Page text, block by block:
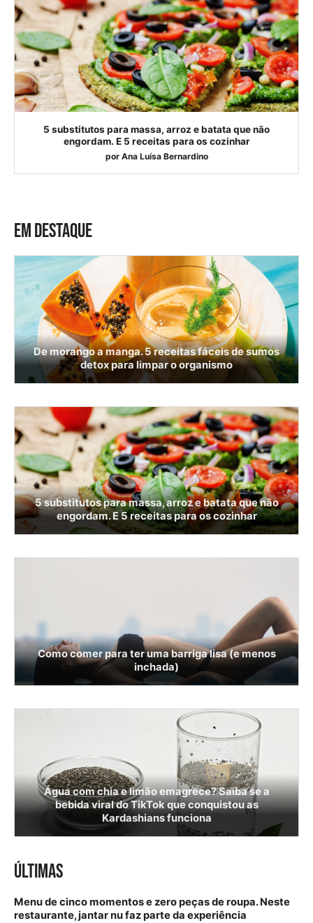
5 substitutos para massa, arroz e batata que não
engordam. E 5 receitas para os cozinhar
por Ana Luísa Bernardino
EM DESTAQUE
De morango a manga. 5 receitas fáceis de sumos
detox para limpar o organismo
5 substitutos para massa, arroz e batata que não
engordam. E 5 receitas para os cozinhar
Como comer para ter uma barriga lisa (e menos
inchada)
Água com chia e limão emagrece? Saiba se a
bebida viral do TikTok que conquistou as
Kardashians funciona
ÚLTIMAS
Menu de cinco momentos e zero peças de roupa. Neste
restaurante, jantar nu faz parte da experiência